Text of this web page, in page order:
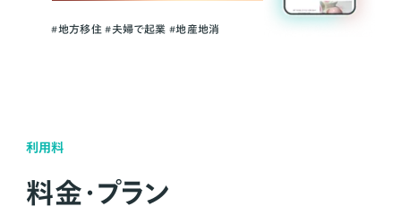
#地方移住 #夫婦で起業 #地産地消
利用料
料金・プラン